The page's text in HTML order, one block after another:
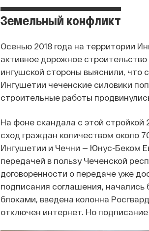
Земельный конфликт
Осенью 2018 года на территории
активное дорожное
ингушской стороны выяснили, что
Ингушетии чеченские силовики
строительные работы
На фоне скандала с этой
сход граждан количеством около
Ингушетии и Чечни — Юнус-Беком
передачей в пользу Чеченской
договоренности о передаче уже
подписания соглашения,
блоками, введена колонна
отключен интернет. Но